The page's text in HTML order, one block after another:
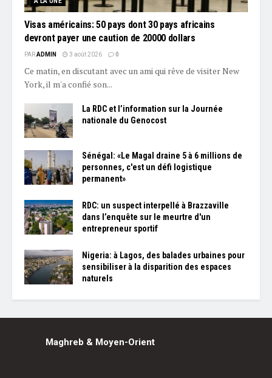
Visas américains: 50 pays dont 30 pays africains
devront payer une caution de 20000 dollars
PARADMIN 3 août 2026 0
Ce matin, en discutant avec un ami qui rêve de visiter New
York, il m'a confié son...
La RDC et l’information sur la Journée
nationale du Genocost
Sénégal: «Le Magal draine 5 à 6 millions de
personnes, c'est un défi logistique
permanent»
RDC: un suspect interpellé à Brazzaville
dans l’enquête sur le meurtre d'un
entrepreneur sportif
Nigeria: à Lagos, des balades urbaines pour
sensibiliser à la disparition des espaces
naturels
Maghreb & Moyen-Orient